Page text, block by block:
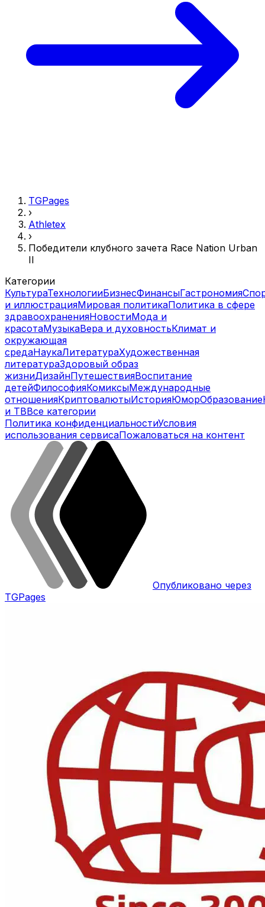
TGPages
›
Athletex
›
Победители клубного зачета Race Nation Urban
II
Категории
КультураТехнологииБизнесФинансыГастрономия
и иллюстрацияМировая политикаПолитика в сфере
здравоохраненияНовостиМода и
красотаМузыкаВера и духовностьКлимат и
окружающая
средаНаукаЛитератураХудожественная
литератураЗдоровый образ
жизниДизайнПутешествияВоспитание
детейФилософияКомиксыМеждународные
отношенияКриптовалютыИсторияЮморОбразование
и ТВВсе категории
Политика конфиденциальностиУсловия
использования сервисаПожаловаться на контент
Опубликовано через
TGPages